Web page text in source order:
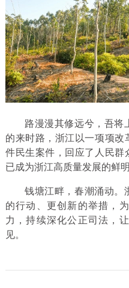
路漫漫其修远兮，吾将
的来时路，浙江以一项项
件民生案件，回应了人民群
已成为浙江高质量发展的鲜明
钱塘江畔，春潮涌动。
的行动、更创新的举措，
力，持续深化公正司法，
见。